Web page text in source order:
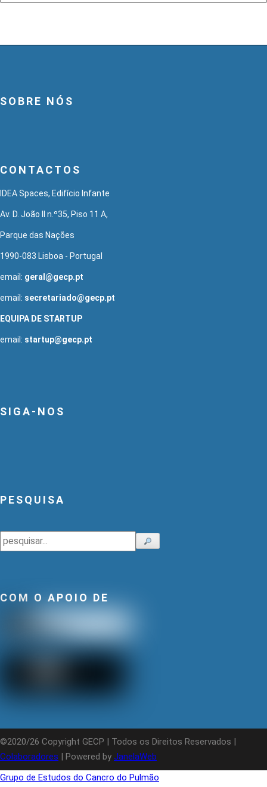
SOBRE NÓS
CONTACTOS
IDEA Spaces, Edifício Infante
Av. D. João II n.º35, Piso 11 A,
Parque das Nações
1990-083 Lisboa - Portugal
email: geral@gecp.pt
email: secretariado@gecp.pt
EQUIPA DE STARTUP
email: startup@gecp.pt
SIGA-NOS
PESQUISA
Pesquisar
COM O APOIO DE
©2020/26 Copyright GECP | Todos os Direitos Reservados |
Colaboradores | Powered by JanelaWeb
Grupo de Estudos do Cancro do Pulmão